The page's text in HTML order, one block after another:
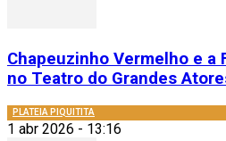
Chapeuzinho Vermelho e a
no Teatro do Grandes
PLATEIA PIQUITITA
1 abr 2026 - 13:16